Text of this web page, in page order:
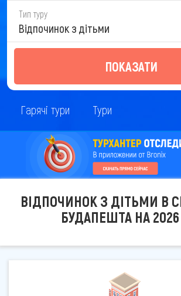
Тип туру
Відпочинок з дітьми
ПОКАЗАТИ
Гарячі тури Тури
ВІДПОЧИНОК З ДІТЬМИ В
БУДАПЕШТА НА 2026